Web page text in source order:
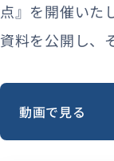
点』を開催いた
資料を公開し、
動画で見る